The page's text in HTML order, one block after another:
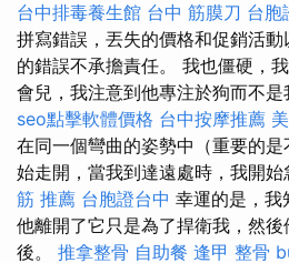
台中排毒養生館 台中 筋膜刀 台胞
拼寫錯誤，丟失的價格和促銷活
的錯誤不承擔責任。 我也僵硬，
會兒，我注意到他專注於狗而不是
seo點擊軟體價格 台中按摩推薦
在同一個彎曲的姿勢中（重要的
始走開，當我到達遠處時，我開始
筋 推薦 台胞證台中 幸運的是，我
他離開了它只是為了捍衛我，然
後。 推拿整骨 自助餐 逢甲 整骨